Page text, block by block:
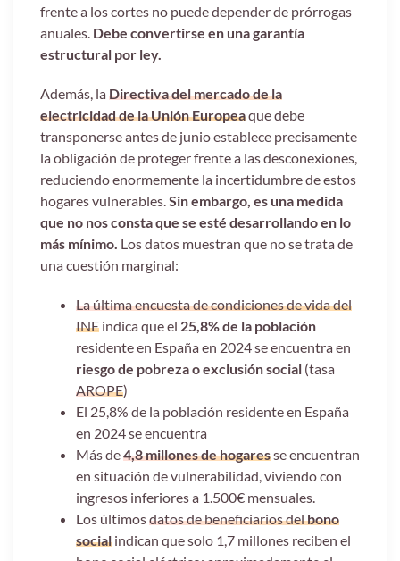
frente a los cortes no puede depender de prórrogas
anuales. Debe convertirse en una garantía
estructural por ley.
Además, laDirectiva del mercado de la
electricidad de la Unión Europeaque debe
transponerse antes de junio establece precisamente
la obligación de proteger frente a las desconexiones,
reduciendo enormemente la incertidumbre de estos
hogares vulnerables.Sin embargo, es una medida
que no nos consta que se esté desarrollando en lo
más mínimo. Los datos muestran que no se trata de
una cuestión marginal:
La última encuesta de condiciones de vida del
INE indica que el 25,8% de la población
residente en España en 2024 se encuentra en
riesgo de pobreza o exclusión social (tasa
AROPE)
El 25,8% de la población residente en España
en 2024 se encuentra
Más de4,8 millones de hogaresse encuentran
en situación de vulnerabilidad, viviendo con
ingresos inferiores a 1.500€ mensuales.
Los últimosdatos de beneficiarios delbono
social indican que solo 1,7 millones reciben el